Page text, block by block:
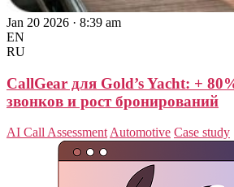
Jan 20 2026 · 8:39 am
EN
RU
CallGear для Gold’s Yacht: +
звонков и рост бронирований
AI Call AssessmentAutomotive Case study